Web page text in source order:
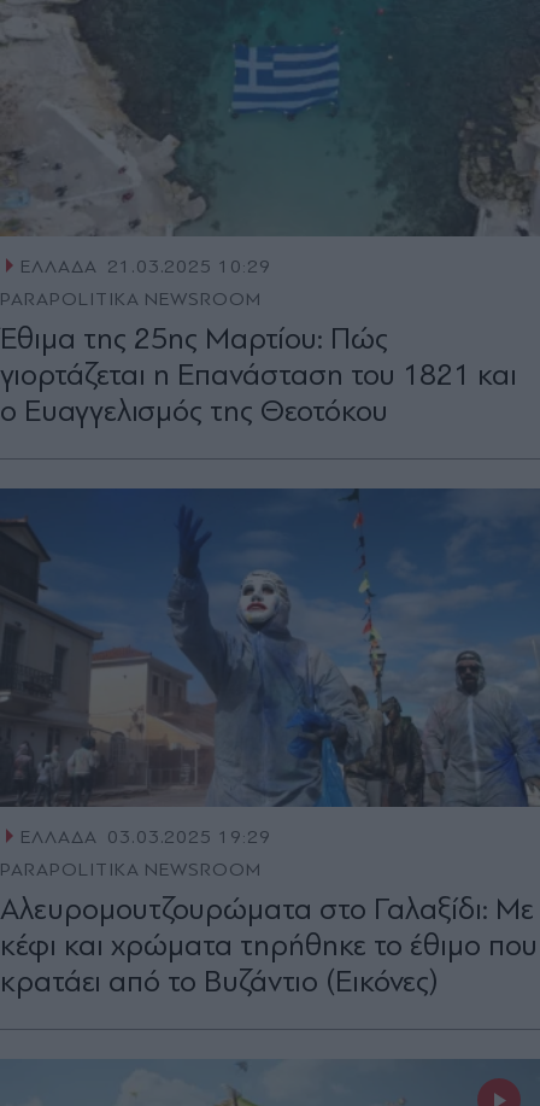
ΕΛΛΑΔΑ 21.03.2025 10:29
PARAPOLITIKA NEWSROOM
Έθιμα της 25ης Μαρτίου: Πώς
γιορτάζεται η Επανάσταση του 1821 και
ο Ευαγγελισμός της Θεοτόκου
ΕΛΛΑΔΑ 03.03.2025 19:29
PARAPOLITIKA NEWSROOM
Αλευρομουτζουρώματα στο Γαλαξίδι: Με
κέφι και χρώματα τηρήθηκε το έθιμο που
κρατάει από το Βυζάντιο (Εικόνες)